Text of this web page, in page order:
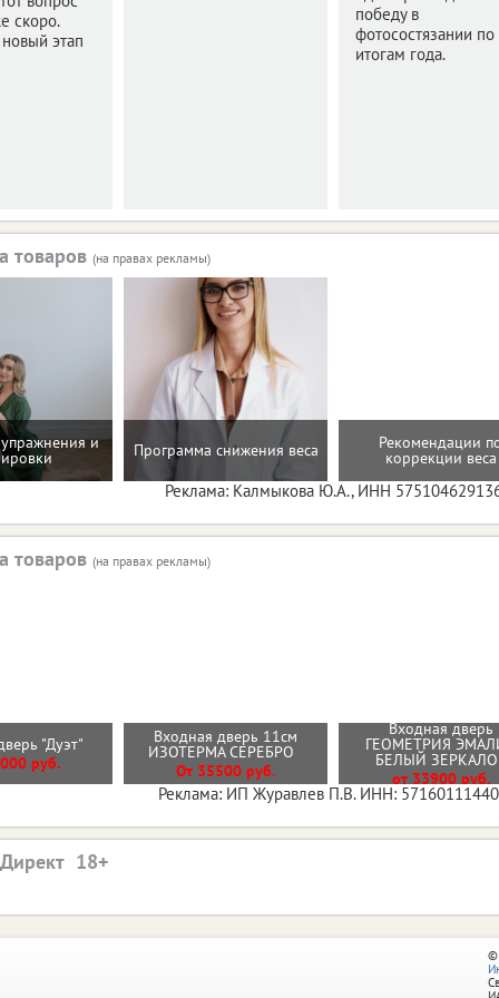
скоро.
этап
победу в
фотосостязании по
итогам года.
товаров (на правах рекламы)
и Программа снижения веса Рекомендации
коррекции веса
Реклама: Калмыкова Ю.А., ИНН
товаров (на правах рекламы)
"Дуэт"
руб.
Входная дверь 11см
ИЗОТЕРМА СЕРЕБРО
От 35500 руб.
Входная дверь
ГЕОМЕТРИЯ
БЕЛЫЙ
от 33900 руб.
Реклама: ИП Журавлев П.В. ИНН: